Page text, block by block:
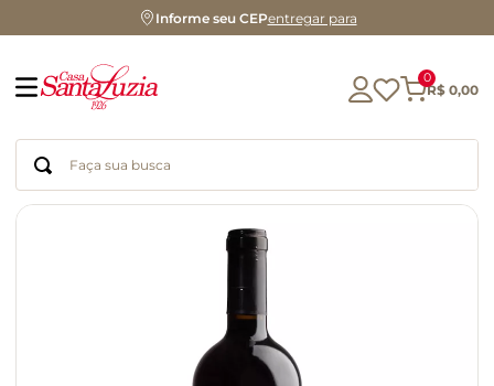
Informe seu CEPentregar para
0
R$ 0,00
Faça sua busca